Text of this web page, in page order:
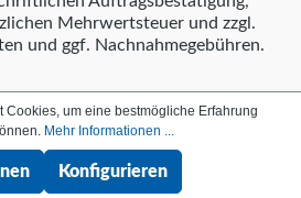
Mehrwertsteuer und zzgl.
und ggf. Nachnahmegebühren.
Cookies, um eine bestmögliche Erfahrung
Mehr Informationen ...
Konfigurieren